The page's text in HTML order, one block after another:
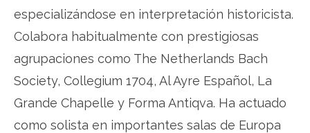
especializándose en interpretación historicista.
Colabora habitualmente con prestigiosas
agrupaciones como The Netherlands Bach
Society, Collegium 1704, Al Ayre Español, La
Grande Chapelle y Forma Antiqva. Ha actuado
como solista en importantes salas de Europa